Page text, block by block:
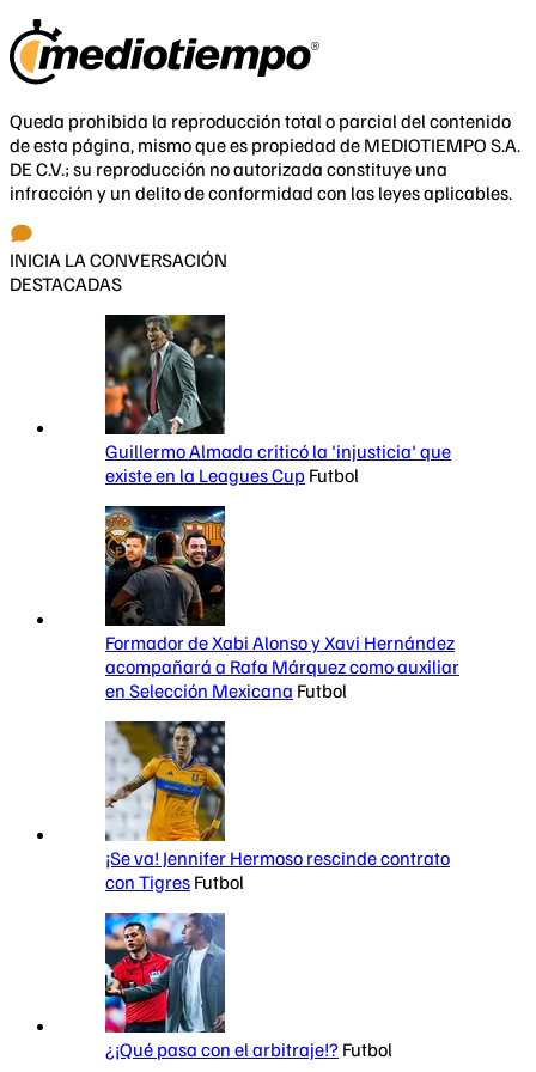
Queda prohibida la reproducción total o parcial del contenido
de esta página, mismo que es propiedad de MEDIOTIEMPO S.A.
DE C.V.; su reproducción no autorizada constituye una
infracción y un delito de conformidad con las leyes aplicables.
INICIA LA CONVERSACIÓN
DESTACADAS
Guillermo Almada criticó la 'injusticia' que
existe en la Leagues Cup Futbol
Formador de Xabi Alonso y Xavi Hernández
acompañará a Rafa Márquez como auxiliar
en Selección Mexicana Futbol
¡Se va! Jennifer Hermoso rescinde contrato
con Tigres Futbol
¿¡Qué pasa con el arbitraje!? Futbol